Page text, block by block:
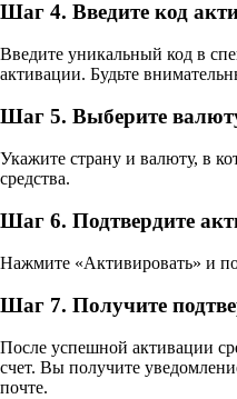
Шаг 4. Введите код
Введите уникальный код в
активации. Будьте
Шаг 5. Выберите
Укажите страну и валюту, в
средства.
Шаг 6. Подтвердите
Нажмите «Активировать» и
Шаг 7. Получите
После успешной активации
счет. Вы получите
почте.